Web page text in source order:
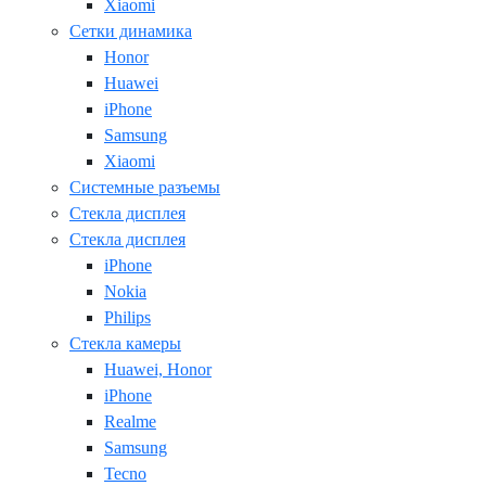
Xiaomi
Сетки динамика
Honor
Huawei
iPhone
Samsung
Xiaomi
Системные разъемы
Стекла дисплея
Стекла дисплея
iPhone
Nokia
Philips
Стекла камеры
Huawei, Honor
iPhone
Realme
Samsung
Tecno